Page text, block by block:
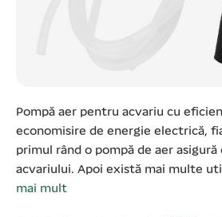
Pompă aer pentru acvariu cu
economisire de energie electrică,
primul rând o pompă de aer asigură
acvariului. Apoi există mai multe
mai mult